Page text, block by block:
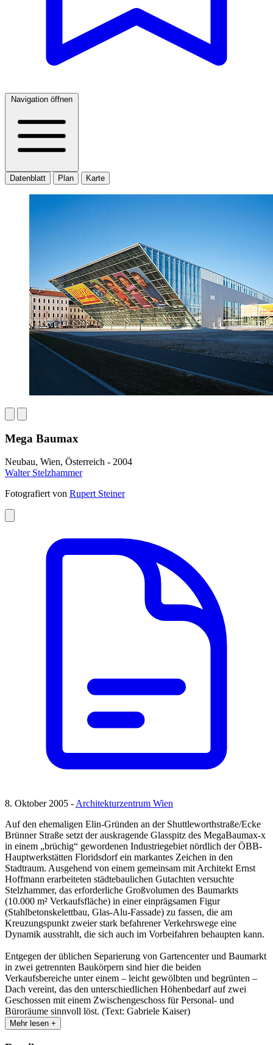
Navigation öffnen
Datenblatt Plan Karte
Mega Baumax
Neubau, Wien, Österreich - 2004
Walter Stelzhammer
Fotografiert von Rupert Steiner
8. Oktober 2005 -Architekturzentrum Wien
Auf den ehemaligen Elin-Gründen an der Shuttleworthstraße/Ecke
Brünner Straße setzt der auskragende Glasspitz des MegaBaumax-x
in einem „brüchig“ gewordenen Industriegebiet nördlich der ÖBB-
Hauptwerkstätten Floridsdorf ein markantes Zeichen in den
Stadtraum. Ausgehend von einem gemeinsam mit Architekt Ernst
Hoffmann erarbeiteten städtebaulichen Gutachten versuchte
Stelzhammer, das erforderliche Großvolumen des Baumarkts
(10.000 m² Verkaufsfläche) in einer einprägsamen Figur
(Stahlbetonskelettbau, Glas-Alu-Fassade) zu fassen, die am
Kreuzungspunkt zweier stark befahrener Verkehrswege eine
Dynamik ausstrahlt, die sich auch im Vorbeifahren behaupten kann.
Entgegen der üblichen Separierung von Gartencenter und Baumarkt
in zwei getrennten Baukörpern sind hier die beiden
Verkaufsbereiche unter einem – leicht gewölbten und begrünten –
Dach vereint, das den unterschiedlichen Höhenbedarf auf zwei
Geschossen mit einem Zwischengeschoss für Personal- und
Büroräume sinnvoll löst. (Text: Gabriele Kaiser)
Mehr lesen +